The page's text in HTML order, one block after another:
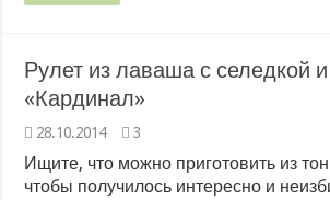
Рулет из лаваша с селедкой
«Кардинал»
28.10.2014 3
Ищите, что можно приготовить из
чтобы получилось интересно и